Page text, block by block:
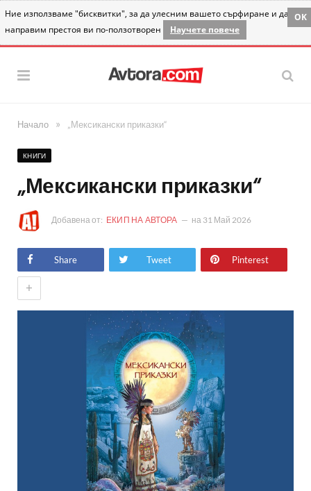
Ние използваме "бисквитки", за да улесним вашето сърфиране и да
направим престоя ви по-ползотворен
Научете повече
OK
Начало » „Мексикански приказки“
КНИГИ
„Мексикански приказки“
Добавена от: ЕКИП НА АВТОРА на 31 Май 2026
Share Tweet Pinterest
+